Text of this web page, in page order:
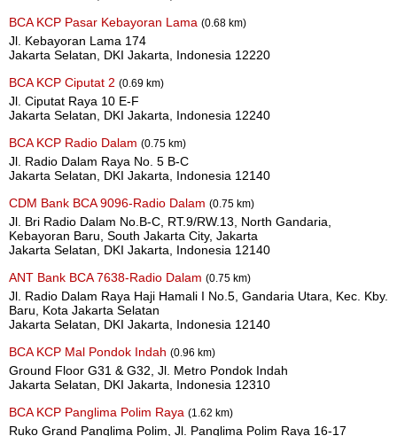
BCA KCP Pasar Kebayoran Lama (0.68 km)
Jl. Kebayoran Lama 174
Jakarta Selatan, DKI Jakarta, Indonesia 12220
BCA KCP Ciputat 2 (0.69 km)
Jl. Ciputat Raya 10 E-F
Jakarta Selatan, DKI Jakarta, Indonesia 12240
BCA KCP Radio Dalam (0.75 km)
Jl. Radio Dalam Raya No. 5 B-C
Jakarta Selatan, DKI Jakarta, Indonesia 12140
CDM Bank BCA 9096-Radio Dalam (0.75 km)
Jl. Bri Radio Dalam No.B-C, RT.9/RW.13, North Gandaria,
Kebayoran Baru, South Jakarta City, Jakarta
Jakarta Selatan, DKI Jakarta, Indonesia 12140
ANT Bank BCA 7638-Radio Dalam (0.75 km)
Jl. Radio Dalam Raya Haji Hamali I No.5, Gandaria Utara, Kec. Kby.
Baru, Kota Jakarta Selatan
Jakarta Selatan, DKI Jakarta, Indonesia 12140
BCA KCP Mal Pondok Indah (0.96 km)
Ground Floor G31 & G32, Jl. Metro Pondok Indah
Jakarta Selatan, DKI Jakarta, Indonesia 12310
BCA KCP Panglima Polim Raya (1.62 km)
Ruko Grand Panglima Polim, Jl. Panglima Polim Raya 16-17